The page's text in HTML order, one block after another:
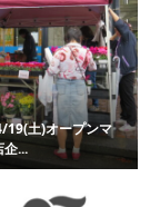
19(土)オープンマ
企...